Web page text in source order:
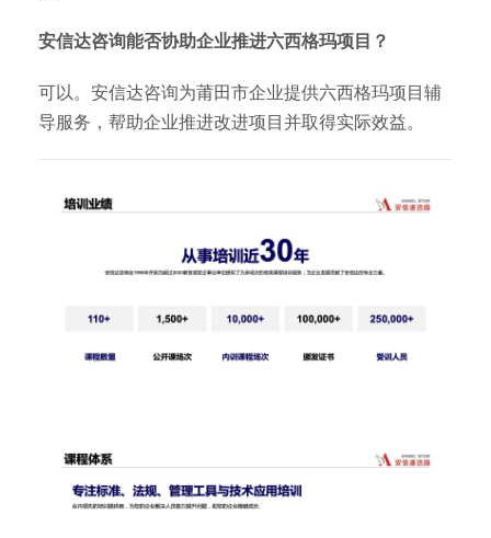
安信达咨询能否协助企业推进六西格玛项目？
可以。安信达咨询为莆田市企业提供六西格玛项目辅
导服务，帮助企业推进改进项目并取得实际效益。